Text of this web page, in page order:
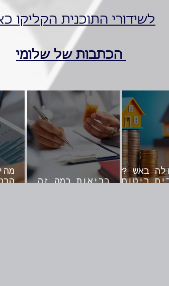
לשידורי התוכנית הקליקו
באש ?
ביטוח
בריאות כמה זה